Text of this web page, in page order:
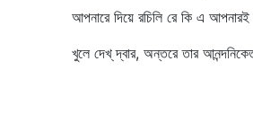
আপনারে দিয়ে রচিলি রে কি এ আপনারই
খুলে দেখ্‌ দ্বার, অন্তরে তার